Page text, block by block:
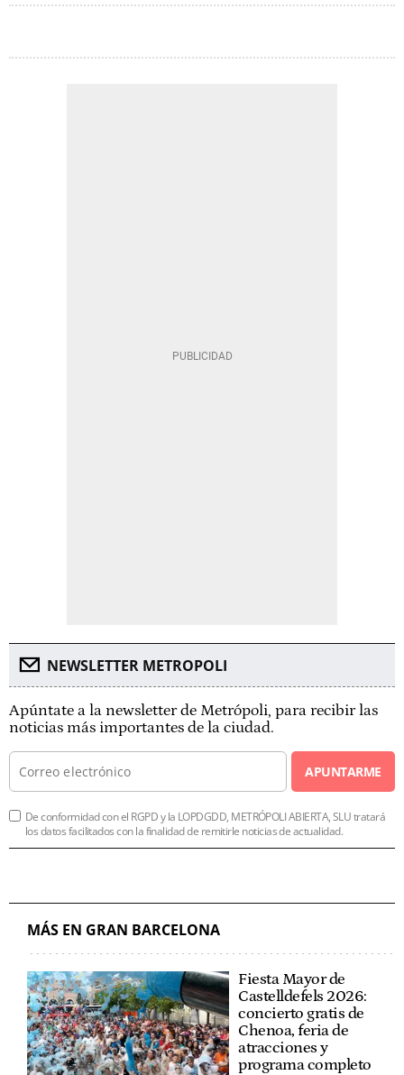
NEWSLETTER METROPOLI
Apúntate a la newsletter de Metrópoli, para recibir las
noticias más importantes de la ciudad.
APUNTARME
De conformidad con el RGPD y la LOPDGDD, METRÓPOLI ABIERTA, SLU tratará
los datos facilitados con la finalidad de remitirle noticias de actualidad.
MÁS EN GRAN BARCELONA
Fiesta Mayor de
Castelldefels 2026:
concierto gratis de
Chenoa, feria de
atracciones y
programa completo